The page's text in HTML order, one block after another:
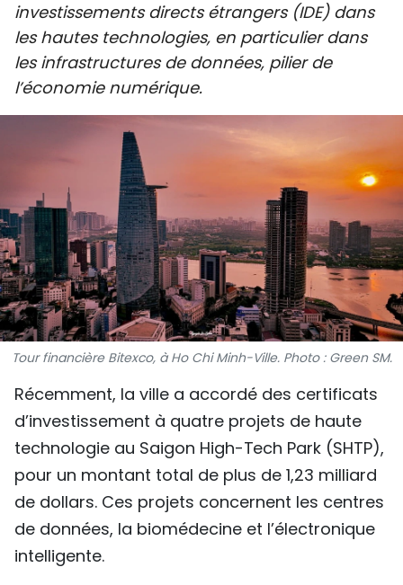
TOURISME
ENVIRONNEMENT
SPORT
FRANCOPHONIE
PAYS NATAL
INTERNATIONAL
MÉGASTORIE
INFOGRAPHIE
PHOTO
VIDÉO
À PROPOS DU "PEUPLE"
TIẾNG VIỆT
investissements directs étrangers (IDE) dans
les hautes technologies, en particulier dans
les infrastructures de données, pilier de
l’économie numérique.
Tour financière Bitexco, à Ho Chi Minh-Ville. Photo : Green SM.
Récemment, la ville a accordé des certificats
d’investissement à quatre projets de haute
technologie au Saigon High-Tech Park (SHTP),
pour un montant total de plus de 1,23 milliard
de dollars. Ces projets concernent les centres
de données, la biomédecine et l’électronique
intelligente.